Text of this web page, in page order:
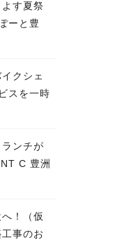
す夏祭
ーと豊
クシェ
スを一時
ンチが
C 豊洲
！（仮
事のお